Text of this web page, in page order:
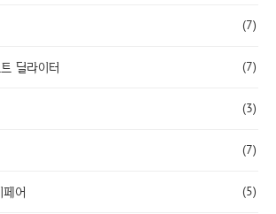
(7)
딜라이터 (7)
(3)
(7)
페어 (5)